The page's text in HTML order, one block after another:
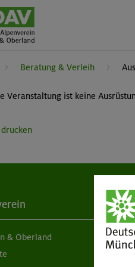
Beratung & Verleih
Veranstaltung ist keine
& Oberland